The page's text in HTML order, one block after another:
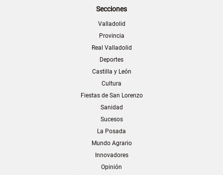
Secciones
Valladolid
Provincia
Real Valladolid
Deportes
Castilla y León
Cultura
Fiestas de San Lorenzo
Sanidad
Sucesos
La Posada
Mundo Agrario
Innovadores
Opinión